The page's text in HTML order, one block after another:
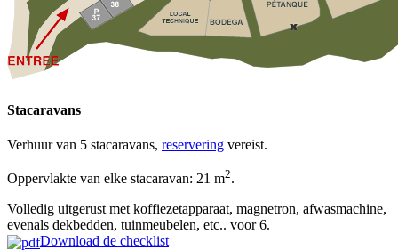
Stacaravans
Verhuur van 5 stacaravans, reservering vereist.
Oppervlakte van elke stacaravan: 21 m2.
Volledig uitgerust met koffiezetapparaat, magnetron, afwasmachine,
evenals dekbedden, tuinmeubelen, etc.. voor 6.
Download de checklist